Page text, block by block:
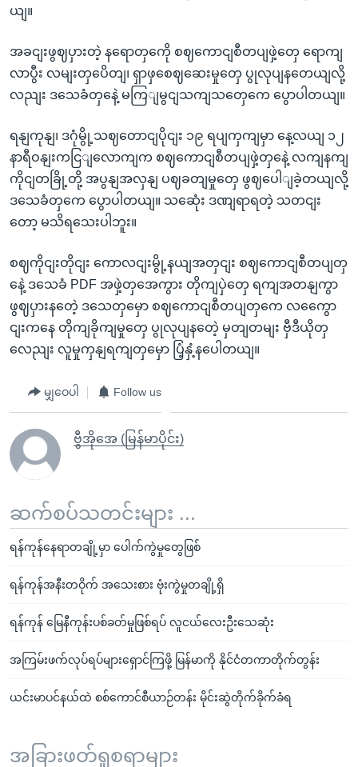
ယျ။
အခငျးဖွဈပှားတဲ့ နရောတှကေို စဈကောငျစီတပျဖှဲ့တှေ ရောကျ
လာပွီး လမျးတှပေိတျ၊ ရှာဖှစေဈဆေးမှုတှေ ပွုလုပျနတေယျလို့
လညျး ဒသေခံတှနေဲ့ မကြျမွငျသကျသတှေကေ ပွောပါတယျ။
ရနျကုနျ၊ ဒဂုံမွို့သဈတောငျပိုငျး ၁၉ ရပျကှကျမှာ နေ့လယျ ၁၂
နာရီဝနျးကငြျလောကျက စဈကောငျစီတပျဖှဲ့တှနေဲ့ လကျနကျ
ကိုငျတခြို့တို့ အပွနျအလှနျ ပဈခတျမှုတှေ ဖွဈပေါျခဲ့တယျလို့
ဒသေခံတှကေ ပွောပါတယျ။ သဆေုံး ဒဏျရာရတဲ့ သတငျး
တော့ မသိရသေးပါဘူး။
စဈကိုငျးတိုငျး ကောလငျးမွို့နယျအတှငျး စဈကောငျစီတပျတှ
နေဲ့ ဒသေခံ PDF အဖှဲ့တှအေကွား တိုကျပှဲတှေ ရကျအတနျကွာ
ဖွဈပှားနတေဲ့ ဒသေတှမှော စဈကောငျစီတပျတှကေ လကွေော
ငျးကနေ တိုကျခိုကျမှုတှေ ပွုလုပျနတေဲ့ မှတျတမျး ဗှီဒီယိုတှ
လေညျး လူမှုကှနျရကျတှမှော ပြံ့နှံ့နပေါတယျ။
မျှဝေပါ Follow us
ဗွီအိုအေ (မြန်မာပိုင်း)
ဆက်စပ်သတင်းများ ...
ရန်ကုန်နေရာတချို့မှာ ပေါက်ကွဲမှုတွေဖြစ်
ရန်ကုန်အနီးတဝိုက် အသေးစား ဗုံးကွဲမှုတချို့ရှိ
ရန်ကုန် မြေနီကုန်းပစ်ခတ်မှုဖြစ်ရပ် လူငယ်လေးဦးသေဆုံး
အကြမ်းဖက်လုပ်ရပ်များရှောင်ကြဖို့ မြန်မာကို နိုင်ငံတကာတိုက်တွန်း
ယင်းမာပင်နယ်ထဲ စစ်ကောင်စီယာဉ်တန်း မိုင်းဆွဲတိုက်ခိုက်ခံရ
အခြားဖတ်ရှုစရာများ